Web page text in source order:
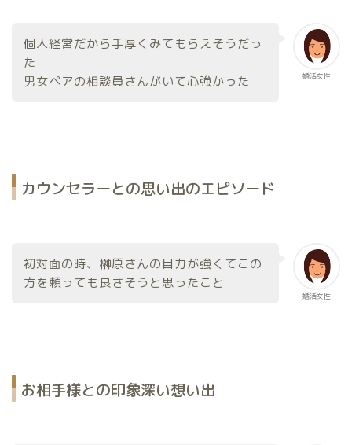
婚活女性
個人経営だから手厚くみてもらえそうだっ
た
男女ペアの相談員さんがいて心強かった
カウンセラーとの思い出のエピソード
婚活女性
初対面の時、榊原さんの目力が強くてこの
方を頼っても良さそうと思ったこと
お相手様との印象深い想い出